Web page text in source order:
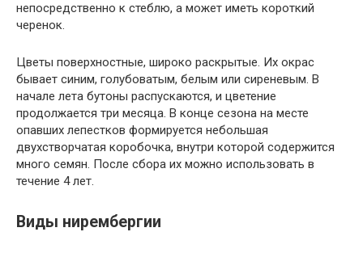
непосредственно к стеблю, а может иметь короткий
черенок.
Цветы поверхностные, широко раскрытые. Их окрас
бывает синим, голубоватым, белым или сиреневым. В
начале лета бутоны распускаются, и цветение
продолжается три месяца. В конце сезона на месте
опавших лепестков формируется небольшая
двухстворчатая коробочка, внутри которой содержится
много семян. После сбора их можно использовать в
течение 4 лет.
Виды нирембергии